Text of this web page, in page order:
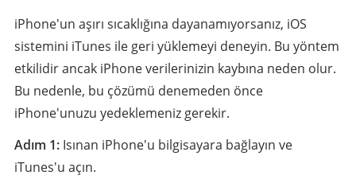
iPhone'un aşırı sıcaklığına dayanamıyorsanız, iOS
sistemini iTunes ile geri yüklemeyi deneyin. Bu yöntem
etkilidir ancak iPhone verilerinizin kaybına neden olur.
Bu nedenle, bu çözümü denemeden önce
iPhone'unuzu yedeklemeniz gerekir.
Adım 1: Isınan iPhone'u bilgisayara bağlayın ve
iTunes'u açın.